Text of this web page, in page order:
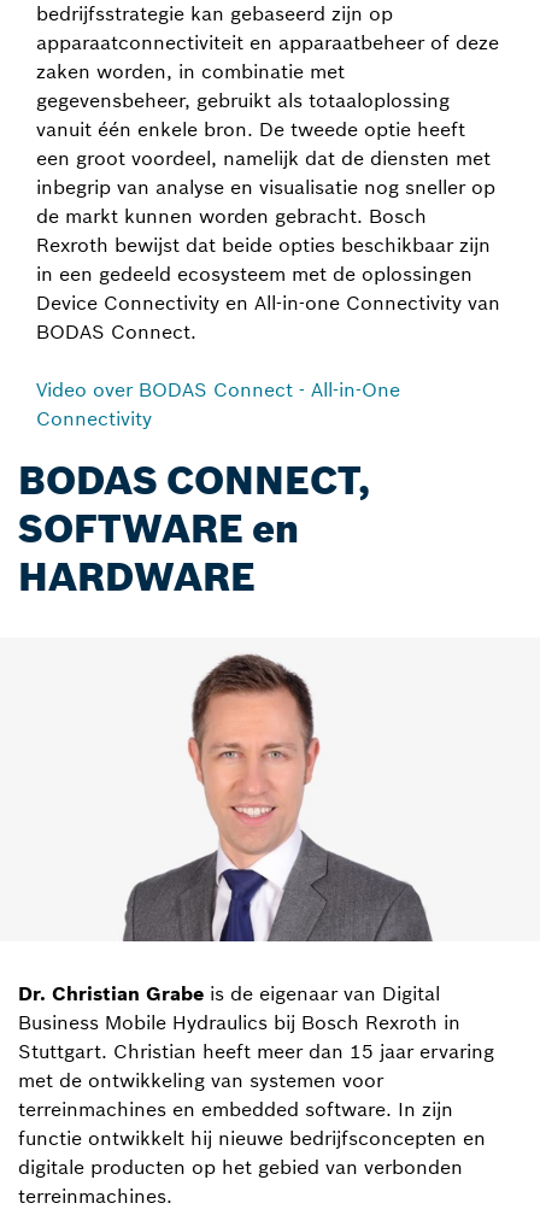
bedrijfsstrategie kan gebaseerd zijn op
apparaatconnectiviteit en apparaatbeheer of deze
zaken worden, in combinatie met
gegevensbeheer, gebruikt als totaaloplossing
vanuit één enkele bron. De tweede optie heeft
een groot voordeel, namelijk dat de diensten met
inbegrip van analyse en visualisatie nog sneller op
de markt kunnen worden gebracht. Bosch
Rexroth bewijst dat beide opties beschikbaar zijn
in een gedeeld ecosysteem met de oplossingen
Device Connectivity en All-in-one Connectivity van
BODAS Connect.
Video over BODAS Connect - All-in-One
Connectivity
BODAS CONNECT,
SOFTWARE en
HARDWARE
Dr. Christian Grabe is de eigenaar van Digital
Business Mobile Hydraulics bij Bosch Rexroth in
Stuttgart. Christian heeft meer dan 15 jaar ervaring
met de ontwikkeling van systemen voor
terreinmachines en embedded software. In zijn
functie ontwikkelt hij nieuwe bedrijfsconcepten en
digitale producten op het gebied van verbonden
terreinmachines.